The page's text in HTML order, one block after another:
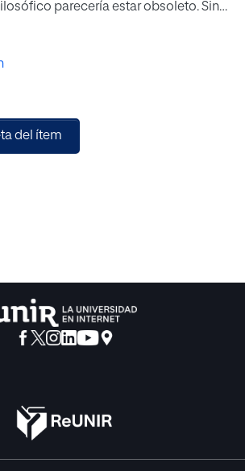
parecería estar obsoleto. Sin
nuevas dinámicas que reaviven en
y el hábito de inquirir por ella
multitud de aspectos que conforman
la fenomenología, corriente
manera innovadora persigue estudiar
a cabo una actividad completa en
analicen el cómo perciben la realidad
personal y a la vez colectiva.
del ítem